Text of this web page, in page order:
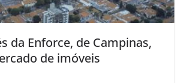
da Enforce, de Campinas,
de imóveis